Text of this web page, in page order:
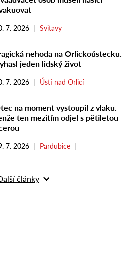
7. 2026 Svitavy
nehoda na Orlickoústecku.
jeden lidský život
7. 2026 Ústí nad Orlicí
na moment vystoupil z vlaku.
ten mezitím odjel s pětiletou
7. 2026 Pardubice
články